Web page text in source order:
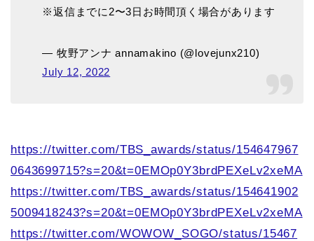
※返信までに2〜3日お時間頂く場合があります
— 牧野アンナ annamakino (@lovejunx210)
July 12, 2022
https://twitter.com/TBS_awards/status/154647967
0643699715?s=20&t=0EMOp0Y3brdPEXeLv2xeMA
https://twitter.com/TBS_awards/status/154641902
5009418243?s=20&t=0EMOp0Y3brdPEXeLv2xeMA
https://twitter.com/WOWOW_SOGO/status/15467